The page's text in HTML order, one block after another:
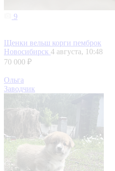
9
Щенки вельш корги пемброк
Новосибирск 4 августа, 10:48
70 000 ₽
Ольга
Заводчик